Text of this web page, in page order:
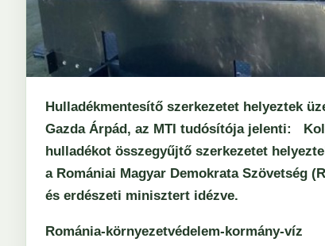
Hulladékmentesítő szerkezetet helyeztek
Gazda Árpád, az MTI tudósítója jelenti:
hulladékot összegyűjtő szerkezetet
a Romániai Magyar Demokrata Szövetség
és erdészeti minisztert idézve.
Románia-környezetvédelem-kormány-víz